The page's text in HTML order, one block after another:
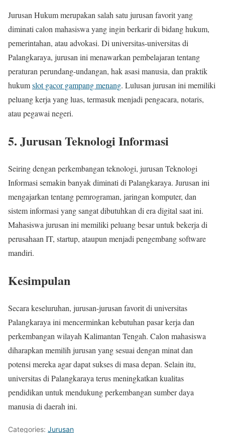
Jurusan Hukum merupakan salah satu jurusan favorit yang
diminati calon mahasiswa yang ingin berkarir di bidang hukum,
pemerintahan, atau advokasi. Di universitas-universitas di
Palangkaraya, jurusan ini menawarkan pembelajaran tentang
peraturan perundang-undangan, hak asasi manusia, dan praktik
hukumslot gacor gampang menang. Lulusan jurusan ini memiliki
peluang kerja yang luas, termasuk menjadi pengacara, notaris,
atau pegawai negeri.
5. Jurusan Teknologi Informasi
Seiring dengan perkembangan teknologi, jurusan Teknologi
Informasi semakin banyak diminati di Palangkaraya. Jurusan ini
mengajarkan tentang pemrograman, jaringan komputer, dan
sistem informasi yang sangat dibutuhkan di era digital saat ini.
Mahasiswa jurusan ini memiliki peluang besar untuk bekerja di
perusahaan IT, startup, ataupun menjadi pengembang software
mandiri.
Kesimpulan
Secara keseluruhan, jurusan-jurusan favorit di universitas
Palangkaraya ini mencerminkan kebutuhan pasar kerja dan
perkembangan wilayah Kalimantan Tengah. Calon mahasiswa
diharapkan memilih jurusan yang sesuai dengan minat dan
potensi mereka agar dapat sukses di masa depan. Selain itu,
universitas di Palangkaraya terus meningkatkan kualitas
pendidikan untuk mendukung perkembangan sumber daya
manusia di daerah ini.
Categories: Jurusan